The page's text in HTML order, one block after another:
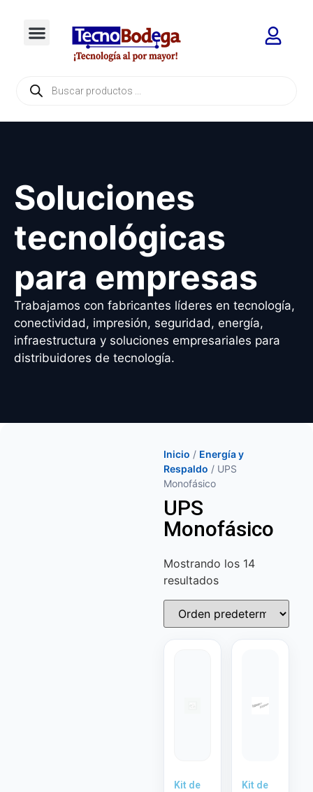
Soluciones
tecnológicas
para empresas
Trabajamos con fabricantes líderes en tecnología,
conectividad, impresión, seguridad, energía,
infraestructura y soluciones empresariales para
distribuidores de tecnología.
Inicio / Energía y
Respaldo / UPS
Monofásico
UPS
Monofásico
Mostrando los 14
resultados
Kit de
Kit de